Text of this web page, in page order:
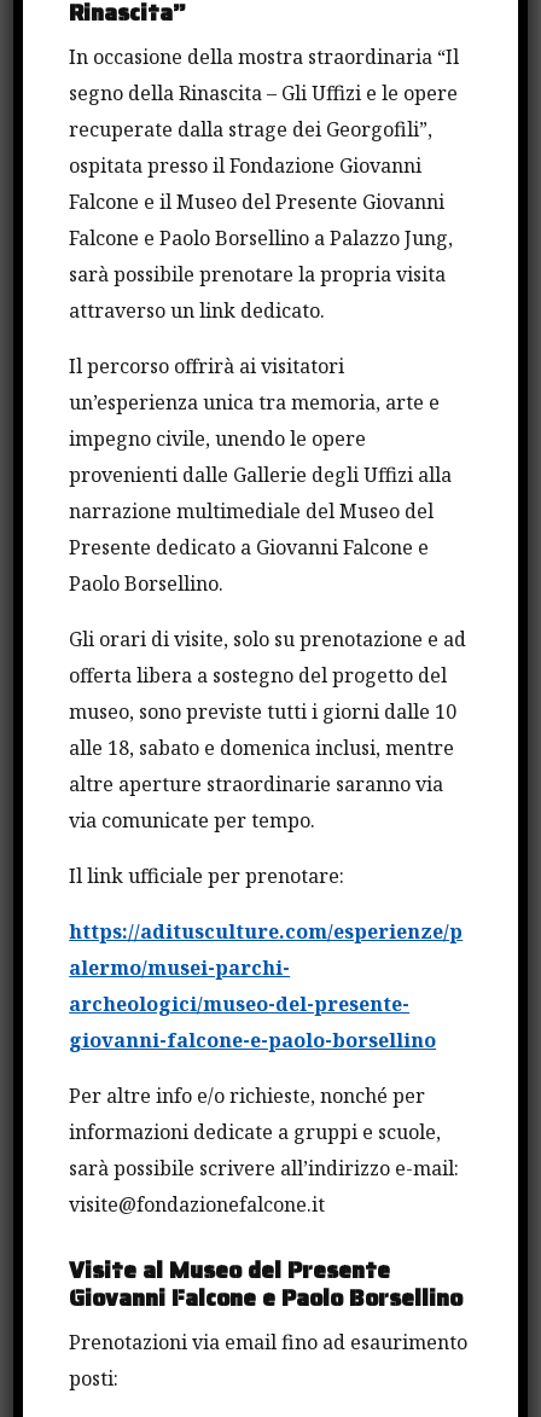
diploma accademico di II livello AFAM.
I premi hanno l’obiettivo di valorizzare la
competenza e la qualità di studenti appartenenti al
mondo dell’alta formazione e dei giovani
ricercatori.
Il bando è rivolto a tutti coloro i quali abbiano
specialistica/magistrale ovvero il titolo di dottore
di ricerca presso qualsiasi Università italiana, ivi
inclusi gli Istituti di alta formazione dottorale e le
Scuole di studi superiori, statali e non statali
legalmente riconosciute, purché beneficiarie di
contributi ministeriali ai sensi della normativa
vigente.
Sono altresì destinatari delle azioni ivi indicate
coloro i quali abbiano conseguito un Diploma
Accademico di II livello in alta formazione artistica,
musicale e coreutica presso i Conservatori statali,
le Accademie di Belle Arti (statali e non statali), gli
Nazionali di Danza e di Arte Drammatica, gli
nonché presso ulteriori istituzioni private
autorizzate dal Ministero al rilascio di titoli di alta
formazione artistica, musicale e coreutica.
I destinatari del presente bando devono aver
conseguito il relativo titolo nel periodo tra il 1°
gennaio 2019 e il 23 maggio 2022.
Per i dettagli:
CONDIVIDI QUESTO ARTICOLO
Rinascita”
In occasione della mostra straordinaria “Il
segno della Rinascita – Gli Uffizi e le opere
recuperate dalla strage dei Georgofili”,
ospitata presso il Fondazione Giovanni
Falcone e il Museo del Presente Giovanni
Falcone e Paolo Borsellino a Palazzo Jung,
sarà possibile prenotare la propria visita
attraverso un link dedicato.
Il percorso offrirà ai visitatori
un’esperienza unica tra memoria, arte e
impegno civile, unendo le opere
provenienti dalle Gallerie degli Uffizi alla
narrazione multimediale del Museo del
Presente dedicato a Giovanni Falcone e
Paolo Borsellino.
Gli orari di visite, solo su prenotazione e ad
offerta libera a sostegno del progetto del
museo, sono previste tutti i giorni dalle 10
alle 18, sabato e domenica inclusi, mentre
altre aperture straordinarie saranno via
via comunicate per tempo.
Il link ufficiale per prenotare:
https://aditusculture.com/esperienze/p
alermo/musei-parchi-
archeologici/museo-del-presente-
giovanni-falcone-e-paolo-borsellino
Per altre info e/o richieste, nonché per
informazioni dedicate a gruppi e scuole,
sarà possibile scrivere all’indirizzo e-mail:
visite@fondazionefalcone.it
Visite al Museo del Presente
Giovanni Falcone e Paolo Borsellino
Prenotazioni via email fino ad esaurimento
posti: